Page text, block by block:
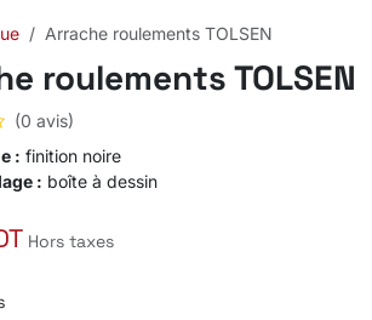
Arrache roulements TOLSEN
roulements TOLSEN
(0 avis)
: finition noire
: boîte à dessin
Hors taxes